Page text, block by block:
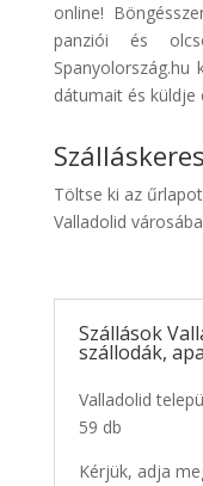
Discover
Cars
Transzfer
Kiwi
Taxi
online!
panziói és
dátumait és küldje
Töltse ki az
Valladolid
Szállások
szállodák,
Valladolid
59 db
Kérjük, adja